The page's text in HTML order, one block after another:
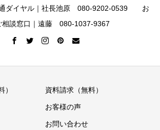
通ダイヤル｜社長池原 080-9202-0539 お
相談窓口｜遠藤 080-1037-9367
） 資料請求（無料）
お客様の声
お問い合わせ